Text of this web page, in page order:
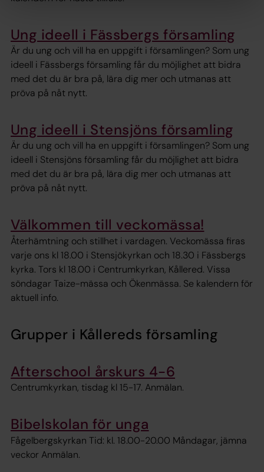
Ung ideell i Fässbergs församling
Är du ung och vill ha en uppgift i församlingen? Som ung
ideell i Fässbergs församling får du möjlighet att bidra
med det du är bra på, lära dig mer och utmanas att
pröva på nåt nytt.
Ung ideell i Stensjöns församling
Är du ung och vill ha en uppgift i församlingen? Som ung
ideell i Stensjöns församling får du möjlighet att bidra
med det du är bra på, lära dig mer och utmanas att
pröva på nåt nytt.
Välkommen till veckomässa!
Återhämtning och stillhet i vardagen. Veckomässa firas
varje ons kl 18.00 i Stensjökyrkan och 18.30 i Fässbergs
kyrka. Tors kl 18.00 i Centrumkyrkan, Kållered. Vissa
söndagar Taize-mässa och Ökenmässa. Se kalendern för
aktuell info.
Grupper i Kållereds församling
Afterschool årskurs 4-6
Centrumkyrkan, tisdag kl 15-17. Anmälan.
Bibelskolan för unga
Fågelbergskyrkan Tid: kl. 18.00-20.00 Måndagar, jämna
veckor Anmälan.